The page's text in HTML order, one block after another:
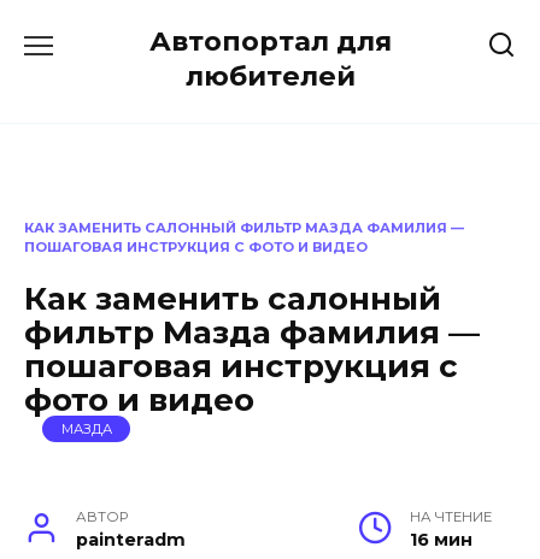
Автопортал для
любителей
КАК ЗАМЕНИТЬ САЛОННЫЙ ФИЛЬТР МАЗДА ФАМИЛИЯ —
ПОШАГОВАЯ ИНСТРУКЦИЯ С ФОТО И ВИДЕО
Как заменить салонный
фильтр Мазда фамилия —
пошаговая инструкция с
фото и видео
МАЗДА
АВТОР
painteradm
НА ЧТЕНИЕ
16 мин